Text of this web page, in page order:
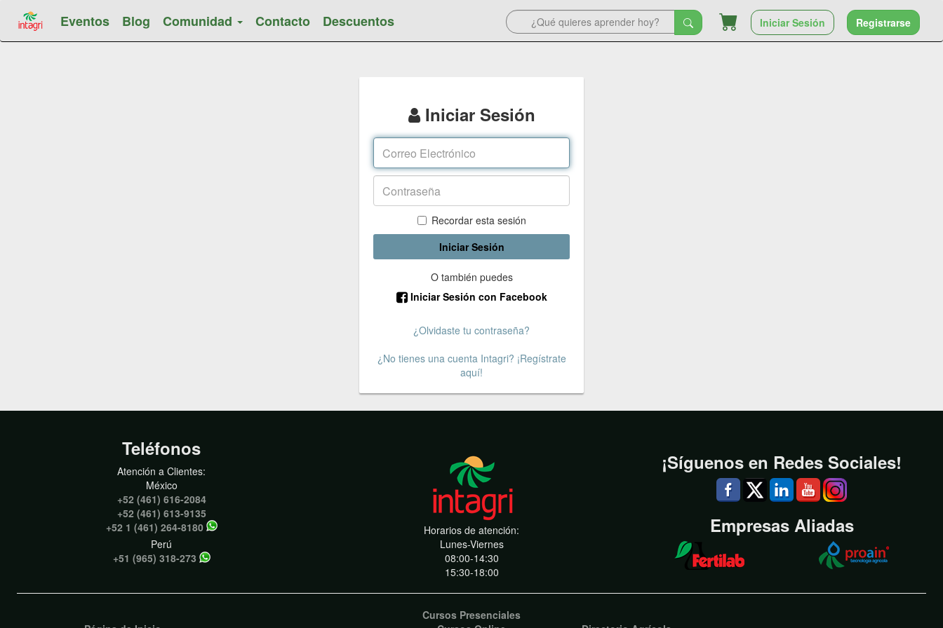
Eventos Blog Comunidad Contacto Descuentos Iniciar Sesión Registrarse
Iniciar Sesión
Recordar esta sesión
Iniciar Sesión
O también puedes
Iniciar Sesión con Facebook
¿Olvidaste tu contraseña?
¿No tienes una cuenta Intagri? ¡Regístrate
aquí!
Teléfonos
Atención a Clientes:
México
+52 (461) 616-2084
+52 (461) 613-9135
+52 1 (461) 264-8180
Perú
+51 (965) 318-273
Horarios de atención:
Lunes-Viernes
08:00-14:30
15:30-18:00
¡Síguenos en Redes Sociales!
Empresas Aliadas
Cursos Presenciales